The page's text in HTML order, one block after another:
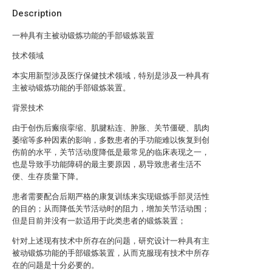
Description
一种具有主被动锻炼功能的手部锻炼装置
技术领域
本实用新型涉及医疗保健技术领域，特别是涉及一种具有
主被动锻炼功能的手部锻炼装置。
背景技术
由于创伤后瘢痕挛缩、肌腱粘连、肿胀、关节僵硬、肌肉
萎缩等多种因素的影响，多数患者的手功能难以恢复到创
伤前的水平，关节活动度降低是最常见的临床表现之一，
也是导致手功能障碍的最主要原因，易导致患者生活不
便、生存质量下降。
患者需要配合后期严格的康复训练来实现锻炼手部灵活性
的目的；从而降低关节活动时的阻力，增加关节活动围；
但是目前并没有一款适用于此类患者的锻炼装置；
针对上述现有技术中所存在的问题，研究设计一种具有主
被动锻炼功能的手部锻炼装置，从而克服现有技术中所存
在的问题是十分必要的。